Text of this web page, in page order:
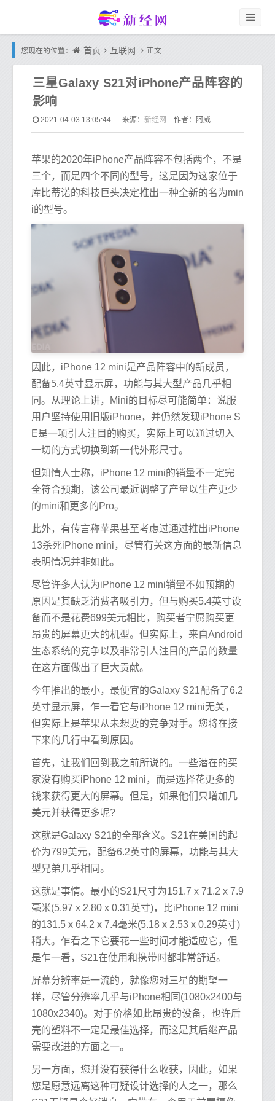
您现在的位置： 首页 互联网 正文
三星Galaxy S21对iPhone产品阵容的
影响
2021-04-03 13:05:44 来源： 新经网 作者：阿威
苹果的2020年iPhone产品阵容不包括两个，不是
三个，而是四个不同的型号，这是因为这家位于
库比蒂诺的科技巨头决定推出一种全新的名为min
i的型号。
因此，iPhone 12 mini是产品阵容中的新成员，
配备5.4英寸显示屏，功能与其大型产品几乎相
同。从理论上讲，Mini的目标尽可能简单：说服
用户坚持使用旧版iPhone，并仍然发现iPhone S
E是一项引人注目的购买，实际上可以通过切入
一切的方式切换到新一代外形尺寸。
但知情人士称，iPhone 12 mini的销量不一定完
全符合预期，该公司最近调整了产量以生产更少
的mini和更多的Pro。
此外，有传言称苹果甚至考虑过通过推出iPhone
13杀死iPhone mini，尽管有关这方面的最新信息
表明情况并非如此。
尽管许多人认为iPhone 12 mini销量不如预期的
原因是其缺乏消费者吸引力，但与购买5.4英寸设
备而不是花费699美元相比，购买者宁愿购买更
昂贵的屏幕更大的机型。但实际上，来自Android
生态系统的竞争以及非常引人注目的产品的数量
在这方面做出了巨大贡献。
今年推出的最小，最便宜的Galaxy S21配备了6.2
英寸显示屏，乍一看它与iPhone 12 mini无关，
但实际上是苹果从未想要的竞争对手。您将在接
下来的几行中看到原因。
首先，让我们回到我之前所说的。一些潜在的买
家没有购买iPhone 12 mini，而是选择花更多的
钱来获得更大的屏幕。但是，如果他们只增加几
美元并获得更多呢?
这就是Galaxy S21的全部含义。S21在美国的起
价为799美元，配备6.2英寸的屏幕，功能与其大
型兄弟几乎相同。
这就是事情。最小的S21尺寸为151.7 x 71.2 x 7.9
毫米(5.97 x 2.80 x 0.31英寸)，比iPhone 12 mini
的131.5 x 64.2 x 7.4毫米(5.18 x 2.53 x 0.29英寸)
稍大。乍看之下它要花一些时间才能适应它，但
是乍一看，S21在使用和携带时都非常舒适。
屏幕分辨率是一流的，就像您对三星的期望一
样，尽管分辨率几乎与iPhone相同(1080x2400与
1080x2340)。对于价格如此昂贵的设备，也许后
壳的塑料不一定是最佳选择，而这是其后继产品
需要改进的方面之一。
另一方面，您并没有获得什么收获，因此，如果
您是愿意远离这种可疑设计选择的人之一，那么